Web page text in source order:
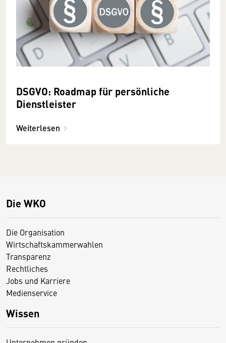
DSGVO: Roadmap für persönliche
Dienstleister
Weiterlesen
Die WKO
Die Organisation
Wirtschaftskammerwahlen
Transparenz
Rechtliches
Jobs und Karriere
Medienservice
Wissen